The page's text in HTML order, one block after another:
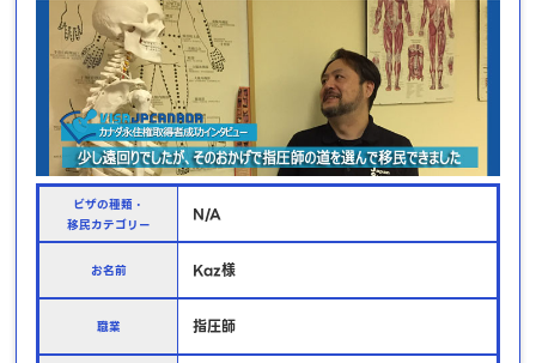
ビザの種類・
移民カテゴリー
N/A
お名前 Kaz様
職業 指圧師